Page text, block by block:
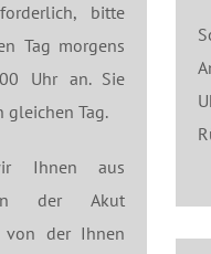
bitte
Tag morgens
Uhr an. Sie
gleichen Tag.
Ihnen aus
in der Akut
von der Ihnen